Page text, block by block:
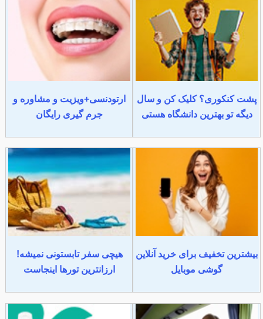
پشت کنکوری؟ کلیک کن و سال
دیگه تو بهترین دانشگاه هستی
ارتودنسی+ویزیت و مشاوره و
جرم گیری رایگان
بیشترین تخفیف برای خرید آنلاین
گوشی موبایل
هیچی سفر تابستونی نمیشه!
ارزانترین تورها اینجاست